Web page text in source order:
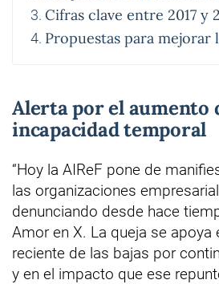
Cifras clave entre 2017 y
Propuestas para mejorar
Alerta por el aumento
incapacidad temporal
“Hoy la AIReF pone de
las organizaciones
denunciando desde hace
Amor en X. La queja se apoya
reciente de las bajas por
y en el impacto que ese